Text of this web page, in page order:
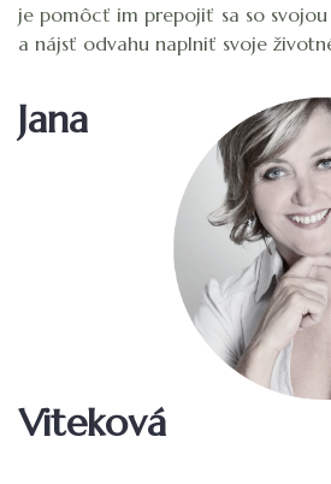
je pomôcť im prepojiť sa so
a nájsť odvahu naplniť svoje
Jana
Viteková